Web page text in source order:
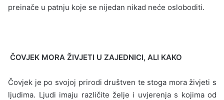
preinače u patnju koje se nijedan nikad neće osloboditi.
ČOVJEK MORA ŽIVJETI U ZAJEDNICI, ALI KAKO
Čovjek je po svojoj prirodi društven te stoga mora živjeti s
ljudima. Ljudi imaju različite želje i uvjerenja s kojima od